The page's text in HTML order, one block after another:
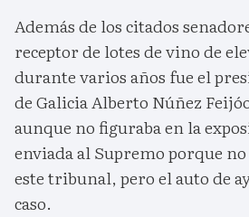
Además de los citados
receptor de lotes de vino de
durante varios años fue el
de Galicia Alberto Núñez
aunque no figuraba en la
enviada al Supremo porque
este tribunal, pero el auto de
caso.